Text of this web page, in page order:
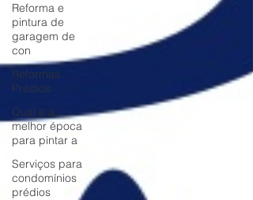
Reforma e
pintura de
garagem de
con
Reformas
Prédios
Qual é a
melhor época
para pintar a
Serviços para
condomínios
prédios